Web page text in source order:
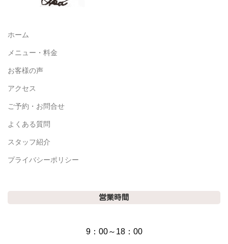
ホーム
メニュー・料金
お客様の声
アクセス
ご予約・お問合せ
よくある質問
スタッフ紹介
プライバシーポリシー
営業時間
9：00～18：00